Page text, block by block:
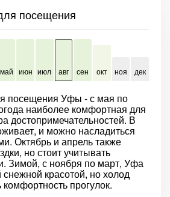
посещения
май июн июл авг сен окт ноя дек
посещения Уфы - с мая по
наиболее комфортная для
достопримечательностей. В
и можно насладиться
Октябрь и апрель также
но стоит учитывать
Зимой, с ноября по март, Уфа
снежной красотой, но холод
прогулок.